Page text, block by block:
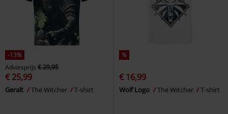
-13%
Adviesprijs € 29,95
€ 25,99
Geralt The Witcher T-shirt
%
€ 16,99
Wolf Logo The Witcher T-shirt